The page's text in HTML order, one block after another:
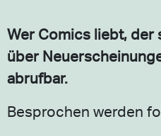
Wer Comics liebt,
über
abrufbar.
Besprochen werden